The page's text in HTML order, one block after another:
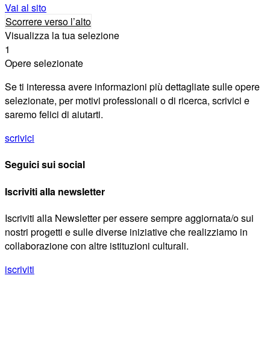
Vai al sito
Scorrere verso l’alto
Visualizza la tua selezione
1
Opere selezionate
Se ti interessa avere informazioni più dettagliate sulle opere
selezionate, per motivi professionali o di ricerca, scrivici e
saremo felici di aiutarti.
scrivici
Seguici sui social
Iscriviti alla newsletter
Iscriviti alla Newsletter per essere sempre aggiornata/o sui
nostri progetti e sulle diverse iniziative che realizziamo in
collaborazione con altre istituzioni culturali.
iscriviti